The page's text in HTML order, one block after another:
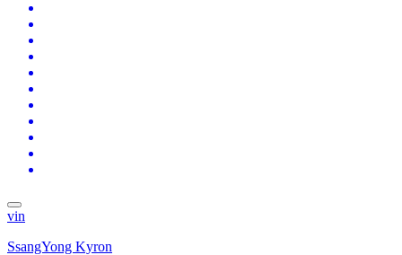
vin
SsangYong Kyron